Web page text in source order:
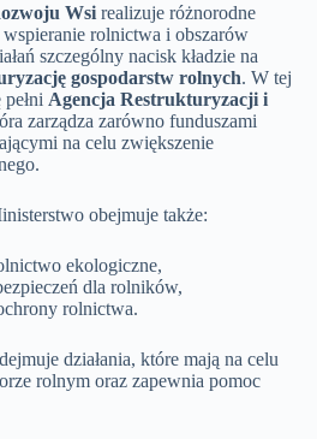
Wsi realizuje różnorodne
rolnictwa i obszarów
szczególny nacisk kładzie na
gospodarstw rolnych. W tej
Agencja Restrukturyzacji i
zarządza zarówno funduszami
na celu zwiększenie
obejmuje także:
ekologiczne,
dla rolników,
rolnictwa.
działania, które mają na celu
rolnym oraz zapewnia pomoc